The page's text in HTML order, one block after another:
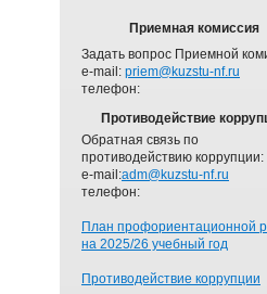
Приемная комиссия
Задать вопрос Приемной
e-mail: priem@kuzstu-nf.ru
телефон:
Противодействие
Обратная связь по
противодействию коррупции:
e-mail:adm@kuzstu-nf.ru
телефон:
План профориентационной
на 2025/26 учебный год
Противодействие коррупции